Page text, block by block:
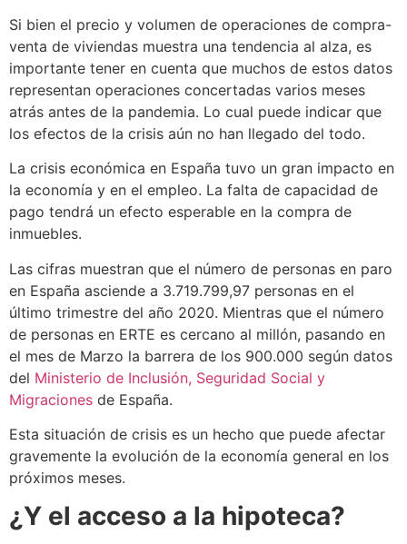
Si bien el precio y volumen de operaciones de compra-
venta de viviendas muestra una tendencia al alza, es
importante tener en cuenta que muchos de estos datos
representan operaciones concertadas varios meses
atrás antes de la pandemia. Lo cual puede indicar que
los efectos de la crisis aún no han llegado del todo.
La crisis económica en España tuvo un gran impacto en
la economía y en el empleo. La falta de capacidad de
pago tendrá un efecto esperable en la compra de
inmuebles.
Las cifras muestran que el número de personas en paro
en España asciende a 3.719.799,97 personas en el
último trimestre del año 2020. Mientras que el número
de personas en ERTE es cercano al millón, pasando en
el mes de Marzo la barrera de los 900.000 según datos
del Ministerio de Inclusión, Seguridad Social y
Migraciones de España.
Esta situación de crisis es un hecho que puede afectar
gravemente la evolución de la economía general en los
próximos meses.
¿Y el acceso a la hipoteca?